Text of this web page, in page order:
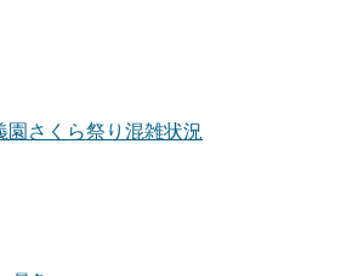
園さくら祭り混雑状況